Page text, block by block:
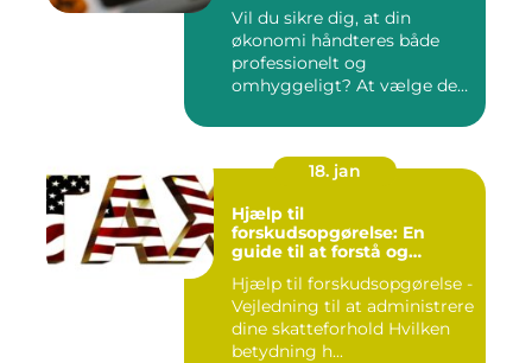
Vil du sikre dig, at din
økonomi håndteres både
professionelt og
omhyggeligt? At vælge den
18. jan
Hjælp til
forskudsopgørelse: En
guide til at forstå og
skatteforpligtelse
Hjælp til forskudsopgørelse -
Vejledning til at administrere
dine skatteforhold Hvilken
betydning h...